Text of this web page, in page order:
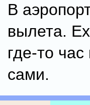
В
вылета.
где-то
сами.